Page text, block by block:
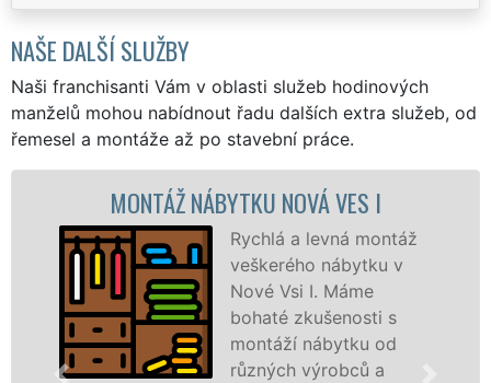
NAŠE DALŠÍ SLUŽBY
Naši franchisanti Vám v oblasti služeb hodinových
manželů mohou nabídnout řadu dalších extra služeb, od
řemesel a montáže až po stavební práce.
NÁBYTKU NOVÁ VES I
Rychlá a levná montáž
veškerého nábytku v
Nové Vsi I. Máme
bohaté zkušenosti s
montáží nábytku od
různých výrobců a